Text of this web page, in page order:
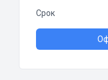
Срок